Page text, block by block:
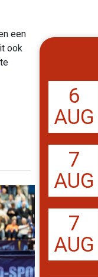
een
ook
6
AUG
7
AUG
7
AUG